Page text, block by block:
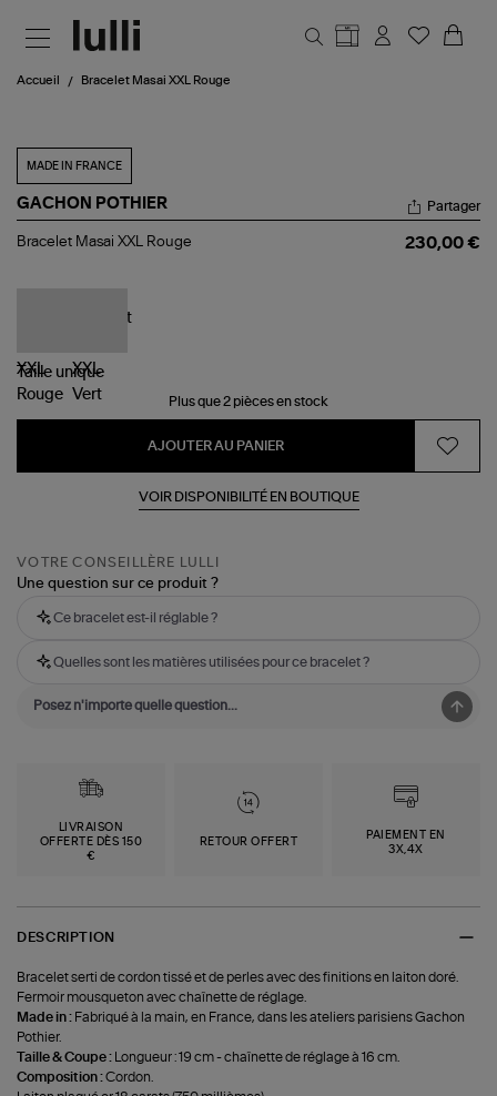
Accueil Bracelet Masai XXL Rouge
MADE IN FRANCE
GACHON POTHIER
Bracelet
Partager
Bracelet Masai XXL Rouge 230,00 €
Taille unique
Plus que 2 pièces en stock
AJOUTER AU PANIER
VOIR DISPONIBILITÉ EN BOUTIQUE
VOTRE CONSEILLÈRE LULLI
Une question sur ce produit ?
Ce bracelet est-il réglable ?
Quelles sont les matières utilisées pour ce bracelet ?
LIVRAISON
OFFERTE DÈS 150
€
RETOUR OFFERT
PAIEMENT EN
3X,4X
DESCRIPTION
Bracelet serti de cordon tissé et de perles avec des finitions en laiton doré.
Fermoir mousqueton avec chaînette de réglage.
Made in : Fabriqué à la main, en France, dans les ateliers parisiens Gachon
Pothier.
Taille & Coupe : Longueur : 19 cm - chaînette de réglage à 16 cm.
Composition :Cordon.